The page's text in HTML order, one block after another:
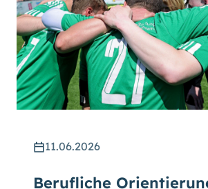
11.06.2026
Berufliche